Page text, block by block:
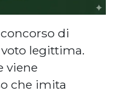
di
legittima.
viene
che imita